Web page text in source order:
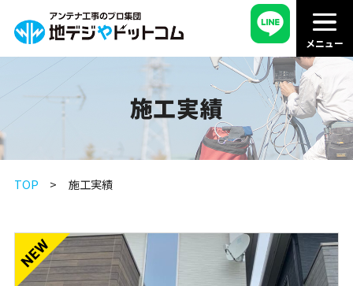
施工実績
TOP 施工実績